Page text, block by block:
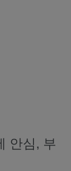
안심, 부